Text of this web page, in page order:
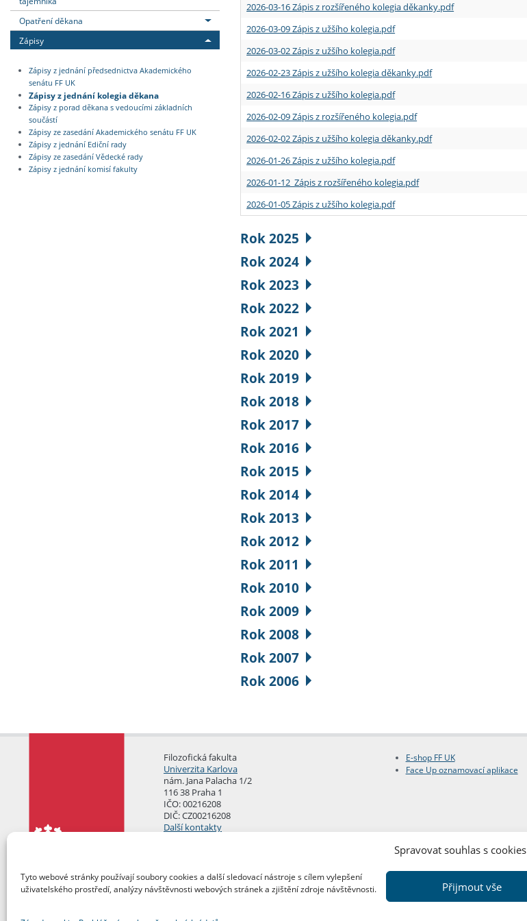
Spravovat souhlas s cookies
Tyto webové stránky používají soubory cookies a další sledovací nástroje s cílem vylepšení
uživatelského prostředí, analýzy návštěvnosti webových stránek a zjištění zdroje návštěvnosti.
Přijmout vše
Opatření děkana
Zápisy
Zápisy z jednání předsednictva Akademického
senátu FF UK
Zápisy z jednání kolegia děkana
Zápisy z porad děkana s vedoucími základních
součástí
Zápisy ze zasedání Akademického senátu FF UK
Zápisy z jednání Ediční rady
Zápisy ze zasedání Vědecké rady
Zápisy z jednání komisí fakulty
2026-03-16 Zápis z rozšířeného kolegia děkanky.pdf
2026-03-09 Zápis z užšího kolegia.pdf
2026-03-02 Zápis z užšího kolegia.pdf
2026-02-23 Zápis z užšího kolegia děkanky.pdf
2026-02-16 Zápis z užšího kolegia.pdf
2026-02-09 Zápis z rozšířeného kolegia.pdf
2026-02-02 Zápis z užšího kolegia děkanky.pdf
2026-01-26 Zápis z užšího kolegia.pdf
2026-01-12 Zápis z rozšířeného kolegia.pdf
2026-01-05 Zápis z užšího kolegia.pdf
Rok 2025
Rok 2024
Rok 2023
Rok 2022
Rok 2021
Rok 2020
Rok 2019
Rok 2018
Rok 2017
Rok 2016
Rok 2015
Rok 2014
Rok 2013
Rok 2012
Rok 2011
Rok 2010
Rok 2009
Rok 2008
Rok 2007
Rok 2006
Filozofická fakulta
Univerzita Karlova
nám. Jana Palacha 1/2
116 38 Praha 1
IČO: 00216208
DIČ: CZ00216208
Další kontakty
E-shop FF UK
Face Up oznamovací aplikace